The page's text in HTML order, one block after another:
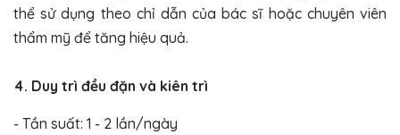
thể sử dụng theo chỉ dẫn của bác sĩ hoặc chuyên viên
thẩm mỹ để tăng hiệu quả.
4. Duy trì đều đặn và kiên trì
- Tần suất: 1 - 2 lần/ngày